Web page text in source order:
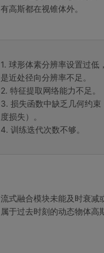
有高斯都在视锥体外。
1. 球形体素分辨率设置过低
是近处径向分辨率不足。
2. 特征提取网络能力不足。
3. 损失函数中缺乏几何约束
度损失）。
4. 训练迭代次数不够。
流式融合模块未能及时衰减
属于过去时刻的动态物体高